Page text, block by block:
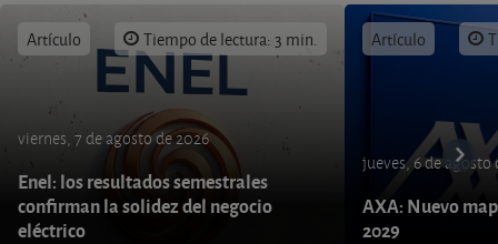
Artículo Tiempo de lectura: 3 min.
viernes, 7 de agosto de 2026
Enel: los resultados semestrales
confirman la solidez del negocio
eléctrico
Artículo
jueves, 6 de agosto
AXA: Nuevo
2029